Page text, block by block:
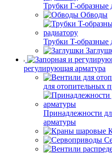
Трубки Г-образные
Обводы
Трубки T-образные
регулирующая арматура
для отопительных
Принадлежности
арматуры